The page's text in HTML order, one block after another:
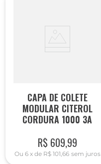
CAPA DE COLETE
MODULAR CITEROL
CORDURA 1000 3A
R$ 609,99
Ou 6 xde R$ 101,66 sem juros